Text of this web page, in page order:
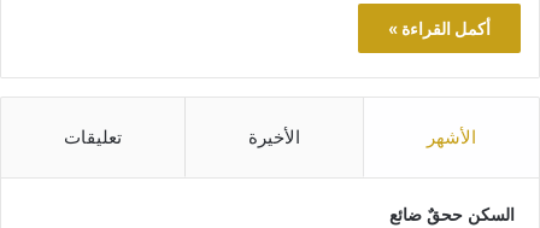
أكمل القراءة »
الأشهر الأخيرة تعليقات
السكن ححقٌ ضائع